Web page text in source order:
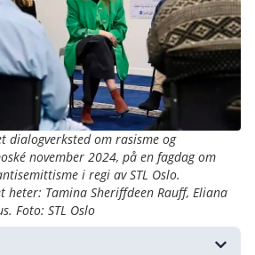
dialogverksted om rasisme og
november 2024, på en fagdag om
i regi av STL Oslo.
Tamina Sheriffdeen Rauff, Eliana
Foto: STL Oslo